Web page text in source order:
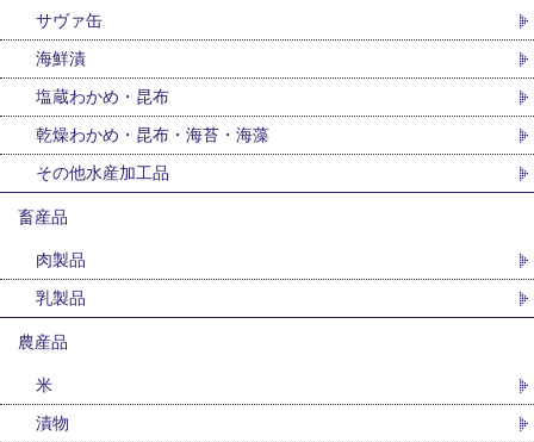
サヴァ缶
海鮮漬
塩蔵わかめ・昆布
乾燥わかめ・昆布・海苔・海藻
その他水産加工品
畜産品
肉製品
乳製品
農産品
米
漬物